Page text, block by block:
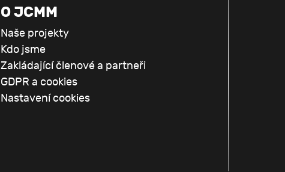
O JCMM
Naše projekty
Kdo jsme
Zakládající členové a partneři
GDPR a cookies
Nastavení cookies